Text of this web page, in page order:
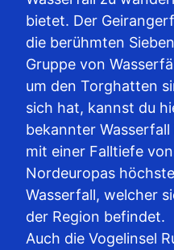
bietet. Der
die berühmten
Gruppe von
um den Torghatten
sich hat, kannst du
bekannter
mit einer Falltiefe
Nordeuropas
Wasserfall, welcher
der Region befindet.
Auch die Vogelinsel